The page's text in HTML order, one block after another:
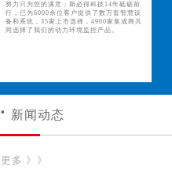
努力只为您的满意；斯必得科技14年砥砺前
行，已为6000余位客户提供了数万套智慧设
备和系统，35家上市选择，4900家集成商共
同选择了我们的动力环境监控产品。
新闻动态
更多 》》